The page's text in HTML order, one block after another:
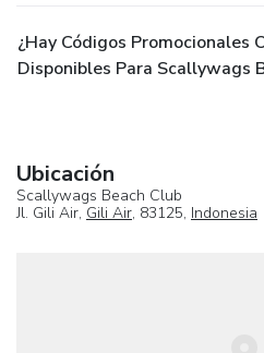
¿Hay Códigos Promocionales
Disponibles Para Scallywags
Ubicación
Scallywags Beach Club
Jl. Gili Air, Gili Air, 83125, Indonesia